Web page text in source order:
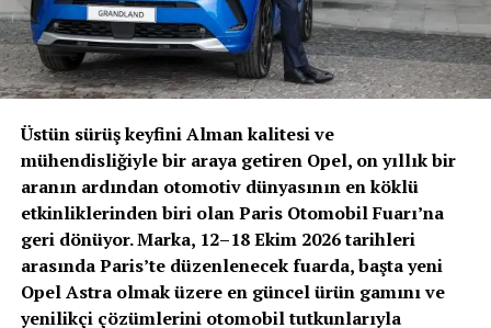
Oysa insanlar, birçok hastalığın erken teşhis ile
olmasına rağmen maalesef ki kendi sağlıklarına bu
bilinçle yaklaşmamakta, gerekli sağlık kontrollerini
yaptırmamaktadır. Bizler de bu bilinç ve sorumluluk
çerçevesinde araçlarımıza verilen önemin kendimize de
verilmesine dikkat çekmeyi arzu ettik. Bu sebeple gerek
kendi çalışanlarımıza, gerek çeşitli iletişim kanallarıyla
bu farkındalığı geniş kitlelere aktarmak istedik.“ dedi.
Üstün sürüş keyfini Alman kalitesi ve
mühendisliğiyle bir araya getiren Opel, on yıllık bir
aranın ardından otomotiv dünyasının en köklü
etkinliklerinden biri olan Paris Otomobil Fuarı’na
geri dönüyor. Marka, 12–18 Ekim 2026 tarihleri
arasında Paris’te düzenlenecek fuarda, başta yeni
Opel Astra olmak üzere en güncel ürün gamını ve
yenilikçi çözümlerini otomobil tutkunlarıyla